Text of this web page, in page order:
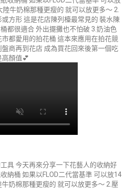
具 今天再來分享一下花藝人的收納好
納桶 如果以FLOD二代當基準 可以放14
奶棉那種更瘦的 就可以放更多～ 2.壓